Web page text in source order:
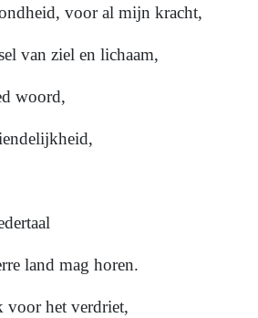
voor al mijn kracht,
van ziel en lichaam,
woord,
land mag horen.
het verdriet,